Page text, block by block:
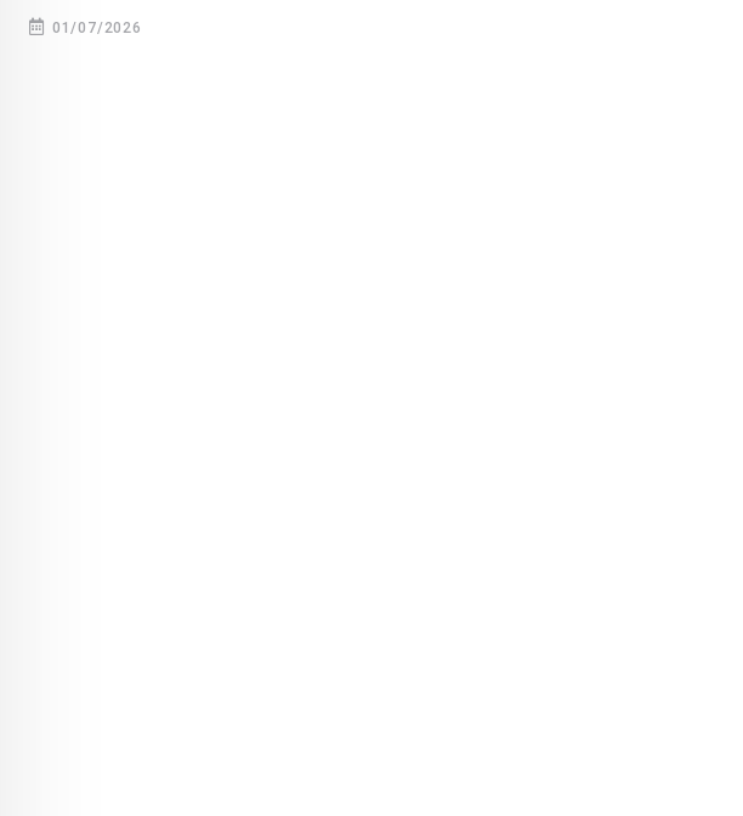
01/07/2026